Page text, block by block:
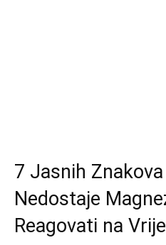
7 Jasnih
Nedostaje
Reagovati na